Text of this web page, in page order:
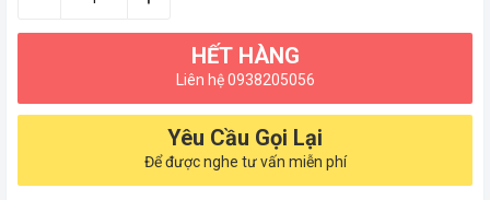
HẾT HÀNG
Liên hệ 0938205056
Yêu Cầu Gọi Lại
Để được nghe tư vấn miễn phí